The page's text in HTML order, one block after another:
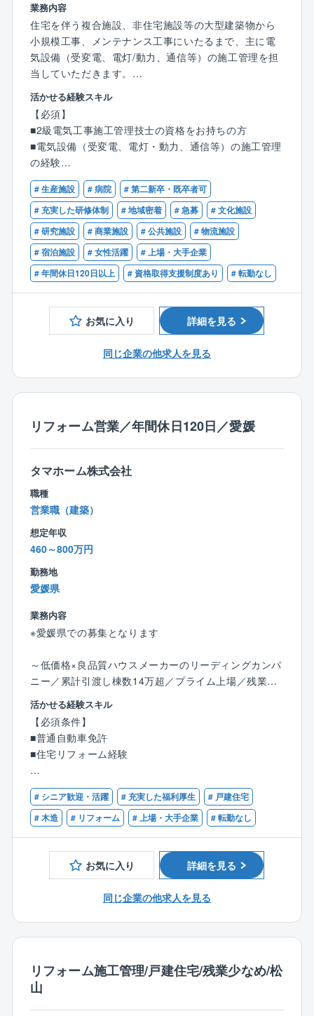
「発注者支援業務」とは、発注者（国や県などの官公
庁）が行う業務を民間の技術力を活かして支援する仕
事です。
国土交通省より5年連続業務表彰もいただき、地域に根
ざした会社として、安定した働き方をしていただけま
す。
業績は過去10年で、売上・平均従業員数ともに順調に
伸び続けています。
30年以上連続で黒字経営を続けていて「正直経営（当
たり前経営）」「社員満足」を方針として、経常利益
業務内容
住宅を伴う複合施設、非住宅施設等の大型建築物から
小規模工事、メンテナンス工事にいたるまで、主に電
気設備（受変電、電灯/動力、通信等）の施工管理を担
当していただきます。
勤務地は愛媛県となります。
【具体的には】
■電気設備工事における施工計画策定
■工事現場での工程管理、品質管理、原価管理、安全管
理
■作業員の労務管理
【同社の魅力】
☆四国電力Gの強固な経営基盤がございます
☆過去賞与支給実績7.6か月分と好待遇！
☆年間休日126日
☆資格取得支援制度あり
【働き方】
所定労働時間7時間40分、月平均残業30時間程度、年
間休日126日、夜間工事ほぼなしと、ワークライフバラ
ンスを整えつつ、キャリアアップが叶う環境です◎
活かせる経験スキル
【必須】
■2級電気工事施工管理技士の資格をお持ちの方
■電気設備（受変電、電灯・動力、通信等）の施工管理
の経験
■現場代理人経験がある方
■第一種運転免許普通自動車（AT限定可）がある方
【尚可】
■1級電気工事施工管理技士の資格保有者
■大型建築物での電気設備（受変電、電灯・動力、通信
等）の施工管理の経験
■大型建築物（1万平方メートル～）での現場代理人経
験がある方
■都市開発、再開発等の大型プロジェクトの経験がある
◎現場代理人としてスキルを磨いていただきながら、
# 生産施設 # 病院
# 第二新卒・既卒者可
# 充実した研修体制
# 地域密着 # 急募
# 文化施設
# 研究施設
# 商業施設 # 公共施設
# 物流施設
# 宿泊施設
# 女性活躍
# 上場・大手企業
# 年間休日120日以上
# 資格取得支援制度あり # 転勤なし
お気に入り 詳細を見る
同じ企業の他求人を見る
リフォーム営業／年間休日120日／愛媛
タマホーム株式会社
職種
営業職（建築）
想定年収
460～800万円
勤務地
愛媛県
業務内容
※愛媛県での募集となります
～低価格×良品質ハウスメーカーのリーディングカンパ
ニー／累計引渡し棟数14万超／プライム上場／残業月1
0～20h程度／充実の福利厚生◎／年休120日～
■業務詳細：
メンテナンス、リフォーム工事等のご提案を行うお仕
事です。
同社で建築されたお施主様に対して、住宅を長持ちさ
せる工事やリフォーム工事のご提案（保証の充実化、
増改築、省エネ住宅化のご提案）を行います。
同社では住宅引き渡し10年後、保証延長を行うかどう
かの確認を行っており、延長される場合は白蟻駆除の
薬をまいたり、外壁のやり替え工事（サイリング）等
を行います。
リフォーム営業職はこの際に、保証延長をいただき、
最適な補償工事をご提案する営業となります。
■業務詳細：
プローチとなりますので、すべて既存のお客様となり
基本的に関係性が良い方が多いです。
活かせる経験スキル
【必須条件】
■普通自動車免許
■住宅リフォーム経験
【歓迎条件】
■１級建築施工管理技士または一級建築士の資格をお持
ちの方
■２級建築施工管理技士や、二級建築士の資格をお持ち
の方
# シニア歓迎・活躍 # 充実した福利厚生
# 戸建住宅
# 木造
# リフォーム # 上場・大手企業 # 転勤なし
お気に入り 詳細を見る
同じ企業の他求人を見る
リフォーム施工管理/戸建住宅/残業少なめ/松
山